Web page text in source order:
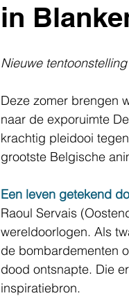
in
Nieuwe
Deze zomer brengen
naar de exporuimte
krachtig pleidooi
grootste Belgische
Een leven getekend
Raoul Servais
wereldoorlogen. Als
de bombardementen
dood ontsnapte. Die
inspiratiebron.